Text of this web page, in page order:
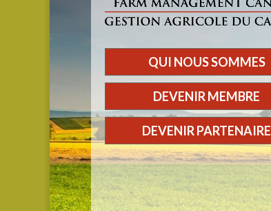
QUI NOUS SOMMES
DEVENIR MEMBRE
DEVENIR PARTENAIRE